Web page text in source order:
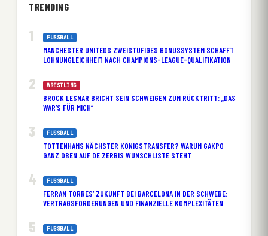
TRENDING
FUSSBALL
MANCHESTER UNITEDS ZWEISTUFIGES BONUSSYSTEM SCHAFFT
LOHNUNGLEICHHEIT NACH CHAMPIONS-LEAGUE-QUALIFIKATION
WRESTLING
BROCK LESNAR BRICHT SEIN SCHWEIGEN ZUM RÜCKTRITT: „DAS
WAR’S FÜR MICH“
FUSSBALL
TOTTENHAMS NÄCHSTER KÖNIGSTRANSFER? WARUM GAKPO
GANZ OBEN AUF DE ZERBIS WUNSCHLISTE STEHT
FUSSBALL
FERRAN TORRES‘ ZUKUNFT BEI BARCELONA IN DER SCHWEBE:
VERTRAGSFORDERUNGEN UND FINANZIELLE KOMPLEXITÄTEN
FUSSBALL